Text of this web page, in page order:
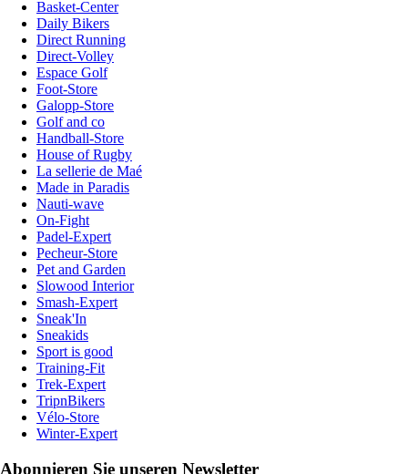
Basket-Center
Daily Bikers
Direct Running
Direct-Volley
Espace Golf
Foot-Store
Galopp-Store
Golf and co
Handball-Store
House of Rugby
La sellerie de Maé
Made in Paradis
Nauti-wave
On-Fight
Padel-Expert
Pecheur-Store
Pet and Garden
Slowood Interior
Smash-Expert
Sneak'In
Sneakids
Sport is good
Training-Fit
Trek-Expert
TripnBikers
Vélo-Store
Winter-Expert
Abonnieren Sie unseren Newsletter